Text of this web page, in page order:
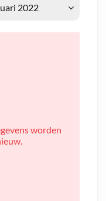
worden